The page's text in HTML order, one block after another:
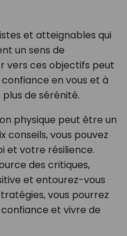
et atteignables qui
un sens de
vers ces objectifs peut
en vous et à
de sérénité.
physique peut être un
conseils, vous pouvez
et votre résilience.
des critiques,
et entourez-vous
vous pourrez
et vivre de